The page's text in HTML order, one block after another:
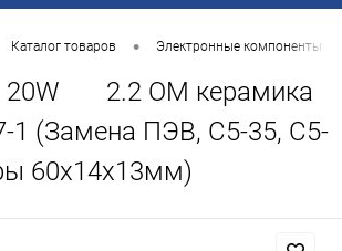
Каталог товаров • Электронные компоненты
2.2 OM керамика
1 (Замена ПЭВ, С5-35, С5-
60х14х13мм)